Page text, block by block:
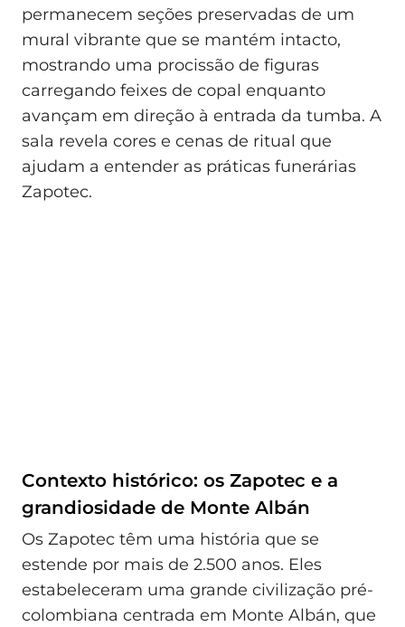
permanecem seções preservadas de um
mural vibrante que se mantém intacto,
mostrando uma procissão de figuras
carregando feixes de copal enquanto
avançam em direção à entrada da tumba. A
sala revela cores e cenas de ritual que
ajudam a entender as práticas funerárias
Zapotec.
Contexto histórico: os Zapotec e a
grandiosidade de Monte Albán
Os Zapotec têm uma história que se
estende por mais de 2.500 anos. Eles
estabeleceram uma grande civilização pré-
colombiana centrada em Monte Albán, que